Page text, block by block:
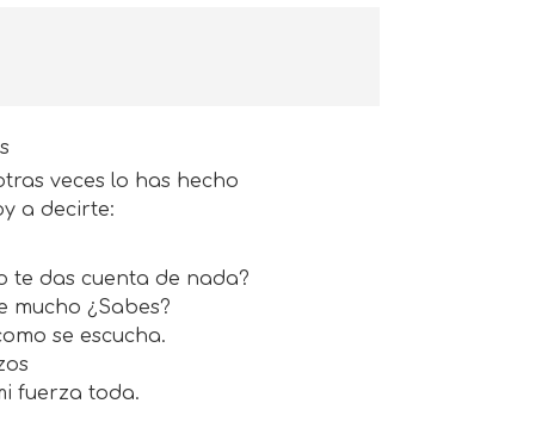
veces lo has hecho
a decirte:
te das cuenta de nada?
mucho ¿Sabes?
se escucha.
fuerza toda.